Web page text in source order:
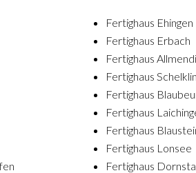
Fertighaus Ehingen
Fertighaus Erbach
Fertighaus
Fertighaus
Fertighaus
Fertighaus
Fertighaus
Fertighaus Lonsee
Fertighaus